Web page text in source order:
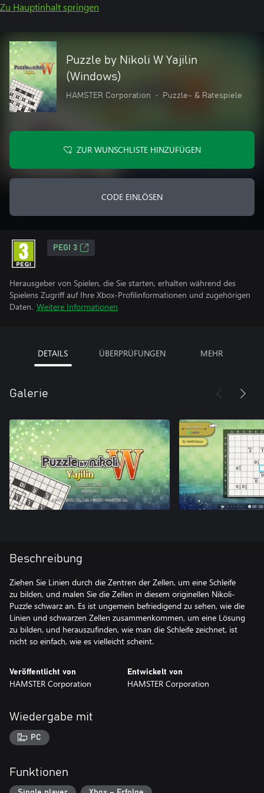
Zu Hauptinhalt springen
Puzzle by Nikoli W Yajilin
(Windows)
HAMSTER Corporation • Puzzle- & Ratespiele
ZUR WUNSCHLISTE HINZUFÜGEN
CODE EINLÖSEN
PEGI 3
Herausgeber von Spielen, die Sie starten, erhalten während des
Spielens Zugriff auf Ihre Xbox-Profilinformationen und zugehörigen
Daten. Weitere Informationen
DETAILS ÜBERPRÜFUNGEN MEHR
Galerie
Beschreibung
Ziehen Sie Linien durch die Zentren der Zellen, um eine Schleife
zu bilden, und malen Sie die Zellen in diesem originellen Nikoli-
Puzzle schwarz an. Es ist ungemein befriedigend zu sehen, wie die
Linien und schwarzen Zellen zusammenkommen, um eine Lösung
zu bilden, und herauszufinden, wie man die Schleife zeichnet, ist
nicht so einfach, wie es vielleicht scheint.
Veröffentlicht von
HAMSTER Corporation
Entwickelt von
HAMSTER Corporation
Wiedergabe mit
PC
Funktionen